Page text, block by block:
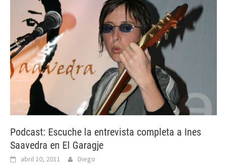
Podcast: Escuche la entrevista completa a Ines
Saavedra en El Garagje
abril 10, 2011 Diego